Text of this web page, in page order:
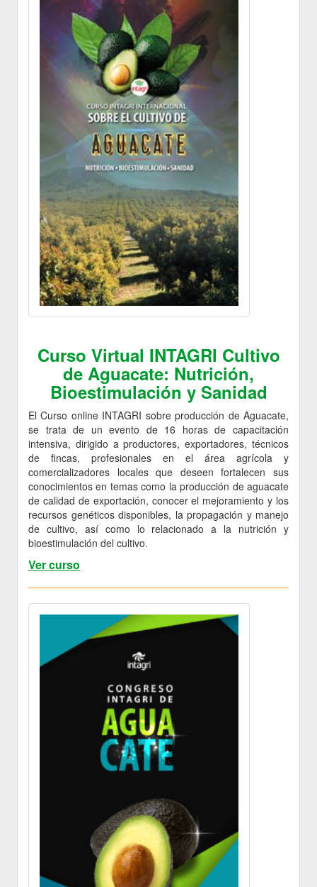
Curso Virtual INTAGRI Cultivo
de Aguacate: Nutrición,
Bioestimulación y Sanidad
El Curso online INTAGRI sobre producción de Aguacate,
se trata de un evento de 16 horas de capacitación
intensiva, dirigido a productores, exportadores, técnicos
de fincas, profesionales en el área agrícola y
comercializadores locales que deseen fortalecen sus
conocimientos en temas como la producción de aguacate
de calidad de exportación, conocer el mejoramiento y los
recursos genéticos disponibles, la propagación y manejo
de cultivo, así como lo relacionado a la nutrición y
bioestimulación del cultivo.
Ver curso